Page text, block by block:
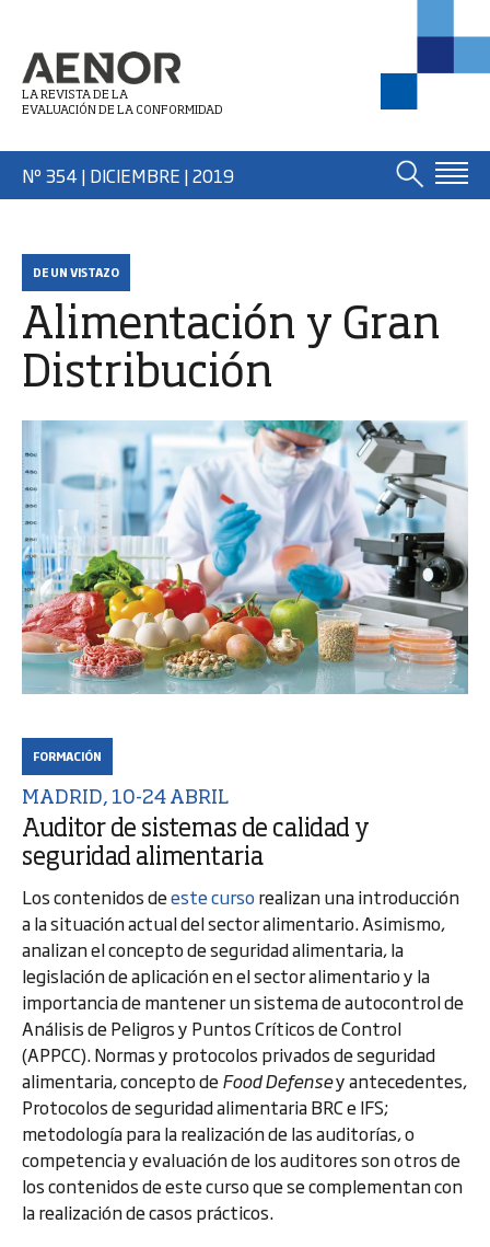
LA REVISTA DE LA
EVALUACIÓN DE LA CONFORMIDAD
Nº 354 | DICIEMBRE | 2019
DE UN VISTAZO
Alimentación y Gran
Distribución
FORMACIÓN
MADRID, 10-24 ABRIL
Auditor de sistemas de calidad y
seguridad alimentaria
Los contenidos deeste cursorealizan una introducción
a la situación actual del sector alimentario. Asimismo,
analizan el concepto de seguridad alimentaria, la
legislación de aplicación en el sector alimentario y la
importancia de mantener un sistema de autocontrol de
Análisis de Peligros y Puntos Críticos de Control
(APPCC). Normas y protocolos privados de seguridad
alimentaria, concepto deFood Defensey antecedentes,
Protocolos de seguridad alimentaria BRC e IFS;
metodología para la realización de las auditorías, o
competencia y evaluación de los auditores son otros de
los contenidos de este curso que se complementan con
la realización de casos prácticos.